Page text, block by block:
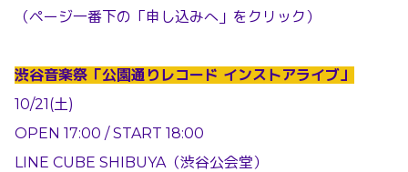
（ページ一番下の「申し込みへ」をクリック）
渋谷音楽祭「公園通りレコード インストアライブ」
10/21(土)
OPEN 17:00 / START 18:00
LINE CUBE SHIBUYA（渋谷公会堂）